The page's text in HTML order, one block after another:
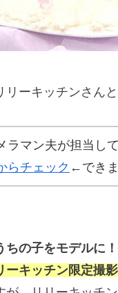
リーキッチンさん
ラマン夫が担当し
らチェック ←でき
ちの子をモデルに！
ーキッチン限定撮